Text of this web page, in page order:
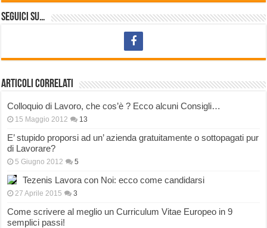
Seguici su…
Articoli correlati
Colloquio di Lavoro, che cos’è ? Ecco alcuni Consigli…
15 Maggio 2012 13
E’ stupido proporsi ad un’ azienda gratuitamente o sottopagati pur
di Lavorare?
5 Giugno 2012 5
Tezenis Lavora con Noi: ecco come candidarsi
27 Aprile 2015 3
Come scrivere al meglio un Curriculum Vitae Europeo in 9
semplici passi!